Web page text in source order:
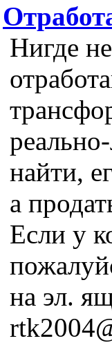
Нигде
найти,
а
Если у
на эл.